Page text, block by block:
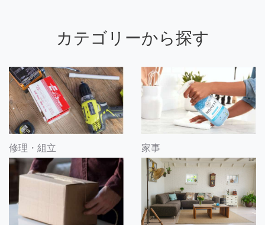
カテゴリーから探す
修理・組立 家事